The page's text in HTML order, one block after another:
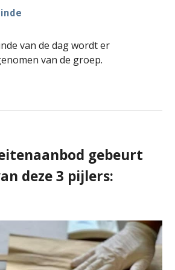
van de dag wordt er
van de groep.
gebeurt
deze 3 pijlers: